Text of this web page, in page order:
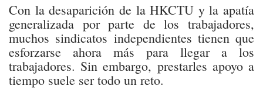
Con la desaparición de la HKCTU y la apatía
generalizada por parte de los trabajadores,
muchos sindicatos independientes tienen que
esforzarse ahora más para llegar a los
trabajadores. Sin embargo, prestarles apoyo a
tiempo suele ser todo un reto.